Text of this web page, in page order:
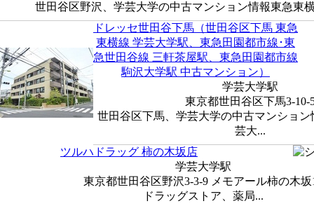
世田谷区野沢、学芸大学の中古マンション情報東急東
ドレッセ世田谷下馬（世田谷区下馬 東急
東横線 学芸大学駅、東急田園都市線･東
急世田谷線 三軒茶屋駅、東急田園都市線
駒沢大学駅 中古マンション）
学芸大学駅
東京都世田谷区下馬3-10-
世田谷区下馬、学芸大学の中古マンショ
芸大...
ツルハドラッグ 柿の木坂店
学芸大学駅
東京都世田谷区野沢3-3-9 メモアール柿の木坂
ドラッグストア、薬局...